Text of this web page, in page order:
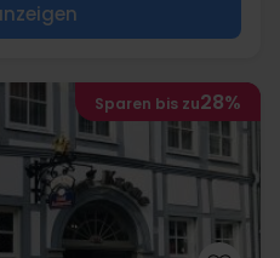
Sparen bis zu28%